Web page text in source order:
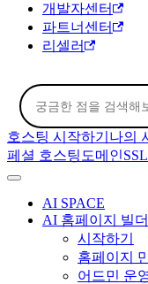
개발자센터
파트너센터
리셀러
호스팅 시작하기 나의
페셜 호스팅 도메인
AI SPACE
AI 홈페이지 빌더
시작하기
홈페이지
어드민 운